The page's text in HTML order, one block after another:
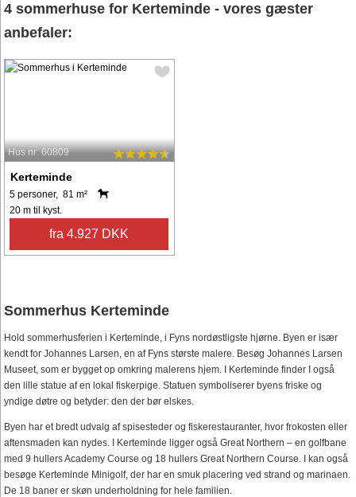
4 sommerhuse for Kerteminde - vores gæster
anbefaler:
Hus nr: 60809
Kerteminde
5 personer, 81 m²
20 m til kyst.
fra 4.927 DKK
Sommerhus Kerteminde
Hold sommerhusferien i Kerteminde, i Fyns nordøstligste hjørne. Byen er især
kendt for Johannes Larsen, en af Fyns største malere. Besøg Johannes Larsen
Museet, som er bygget op omkring malerens hjem. I Kerteminde finder I også
den lille statue af en lokal fiskerpige. Statuen symboliserer byens friske og
yndige døtre og betyder: den der bør elskes.
Byen har et bredt udvalg af spisesteder og fiskerestauranter, hvor frokosten eller
aftensmaden kan nydes. I Kerteminde ligger også Great Northern – en golfbane
med 9 hullers Academy Course og 18 hullers Great Northern Course. I kan også
besøge Kerteminde Minigolf, der har en smuk placering ved strand og marinaen.
De 18 baner er skøn underholdning for hele familien.